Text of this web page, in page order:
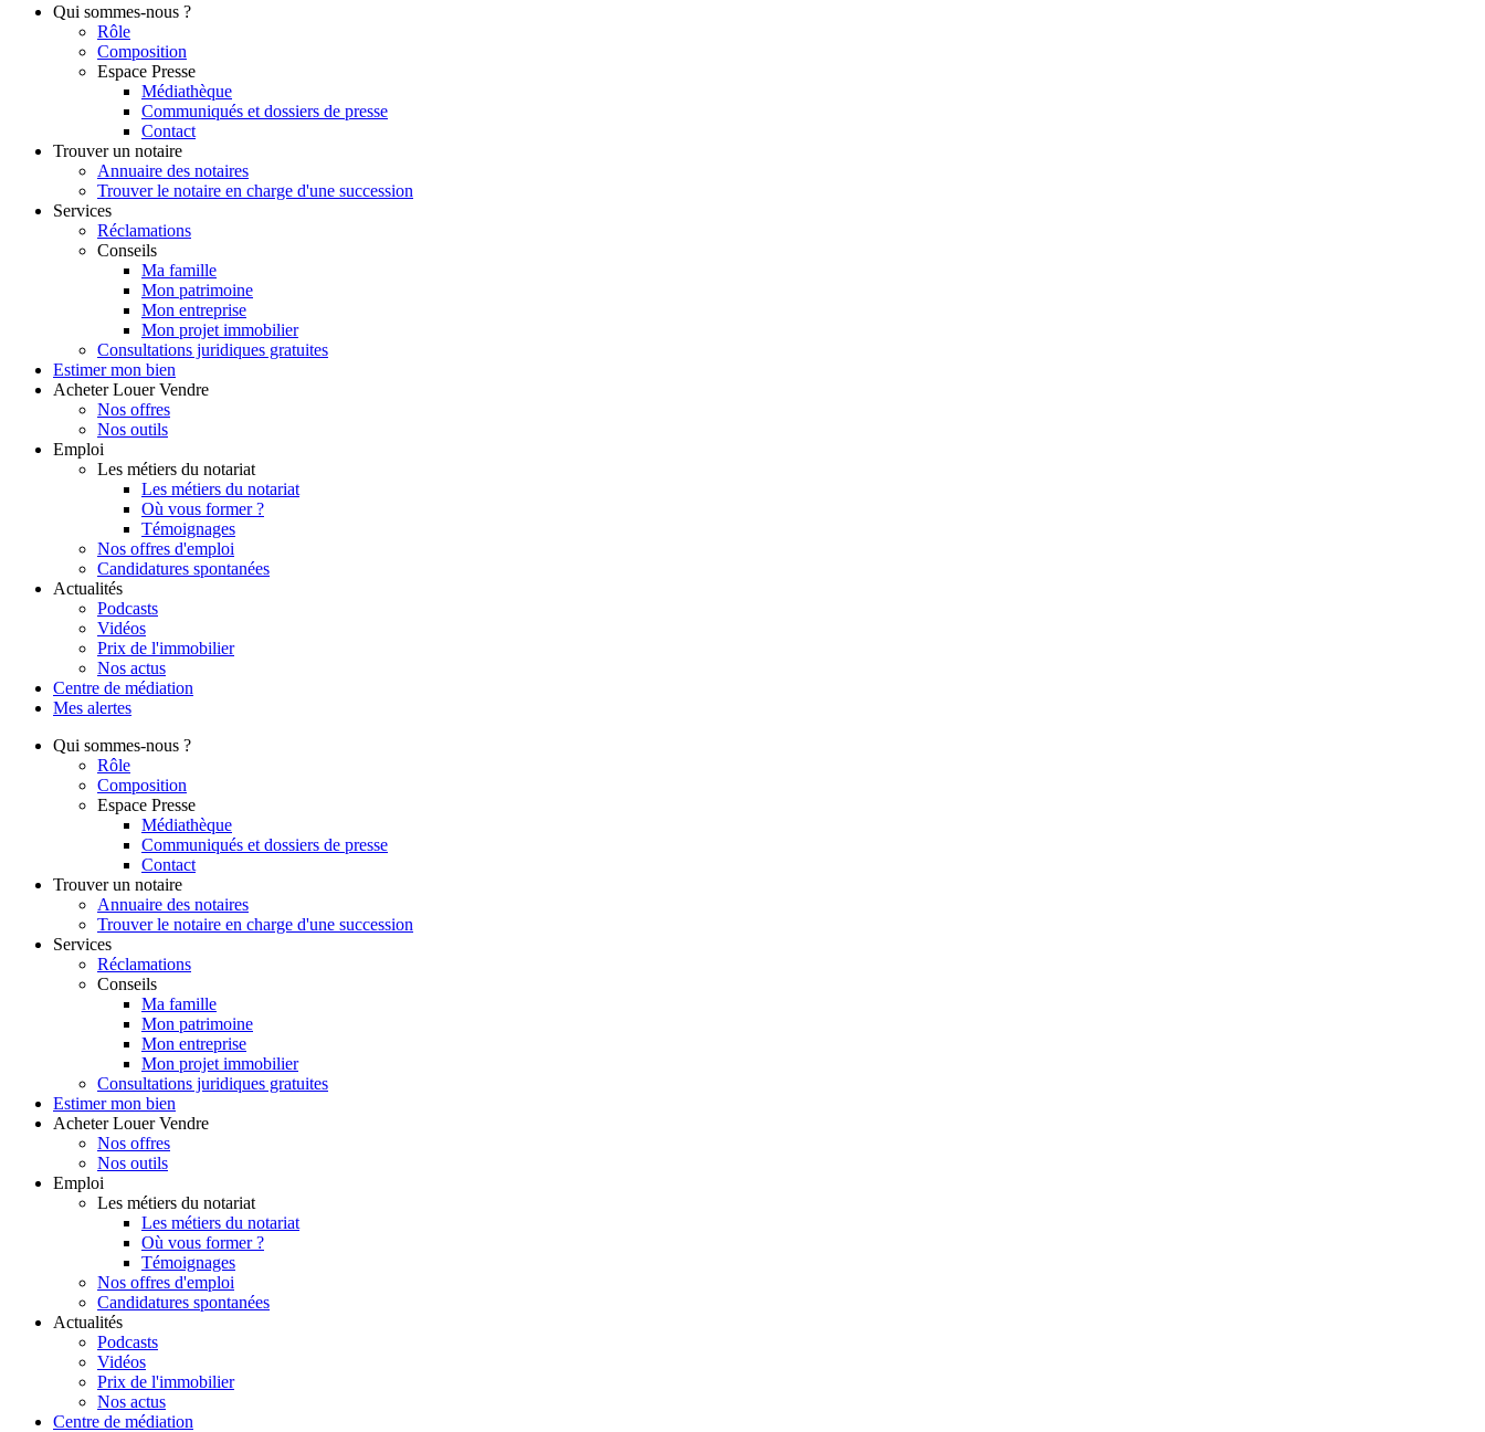
Qui sommes-nous ?
Rôle
Composition
Espace Presse
Médiathèque
Communiqués et dossiers de presse
Contact
Trouver un notaire
Annuaire des notaires
Trouver le notaire en charge d'une succession
Services
Réclamations
Conseils
Ma famille
Mon patrimoine
Mon entreprise
Mon projet immobilier
Consultations juridiques gratuites
Estimer mon bien
Acheter Louer Vendre
Nos offres
Nos outils
Emploi
Les métiers du notariat
Les métiers du notariat
Où vous former ?
Témoignages
Nos offres d'emploi
Candidatures spontanées
Actualités
Podcasts
Vidéos
Prix de l'immobilier
Nos actus
Centre de médiation
Mes alertes
Qui sommes-nous ?
Rôle
Composition
Espace Presse
Médiathèque
Communiqués et dossiers de presse
Contact
Trouver un notaire
Annuaire des notaires
Trouver le notaire en charge d'une succession
Services
Réclamations
Conseils
Ma famille
Mon patrimoine
Mon entreprise
Mon projet immobilier
Consultations juridiques gratuites
Estimer mon bien
Acheter Louer Vendre
Nos offres
Nos outils
Emploi
Les métiers du notariat
Les métiers du notariat
Où vous former ?
Témoignages
Nos offres d'emploi
Candidatures spontanées
Actualités
Podcasts
Vidéos
Prix de l'immobilier
Nos actus
Centre de médiation